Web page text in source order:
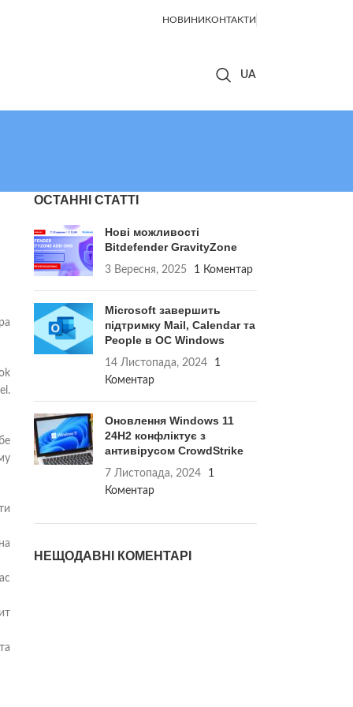
НОВИНИКОНТАКТИ
ОСТАННІ СТАТТІ
Нові можливості
Bitdefender GravityZone
3 Вересня, 2025 1 Коментар
Microsoft завершить
підтримку Mail, Calendar та
People в ОС Windows
14 Листопада, 2024
1
Коментар
Оновлення Windows 11
24H2 конфліктує з
антивірусом CrowdStrike
7 Листопада, 2024
1
Коментар
НЕЩОДАВНІ КОМЕНТАРІ